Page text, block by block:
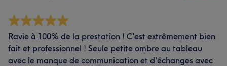
Ravie à 100% de la prestation ! C'est extrêmement bien
fait et professionnel ! Seule petite ombre au tableau
avec le manque de communication et d'échanges avec